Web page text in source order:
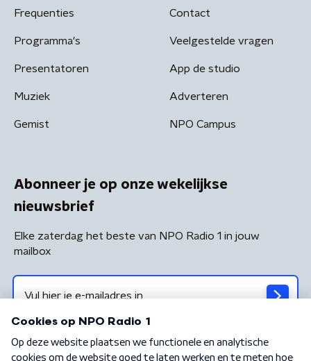
Frequenties
Programma's
Presentatoren
Muziek
Gemist
Contact
Veelgestelde vragen
App de studio
Adverteren
NPO Campus
Abonneer je op onze wekelijkse
nieuwsbrief
Elke zaterdag het beste van NPO Radio 1 in jouw
mailbox